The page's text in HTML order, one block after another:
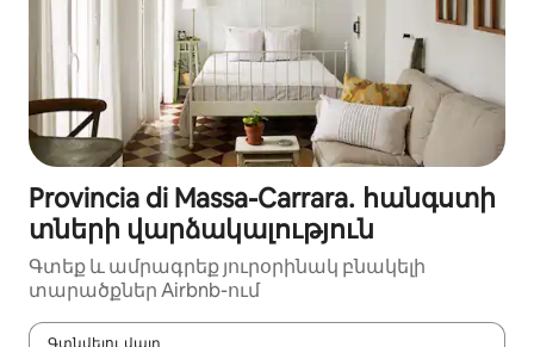
Provincia di Massa-Carrara․ հանգստի
տների վարձակալություն
Գտեք և ամրագրեք յուրօրինակ բնակելի
տարածքներ Airbnb-ում